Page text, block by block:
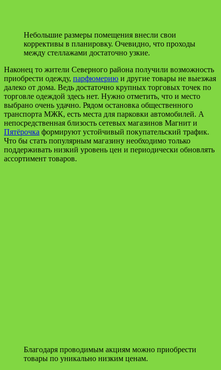
Небольшие размеры помещения внесли свои
коррективы в планировку. Очевидно, что проходы
между стеллажами достаточно узкие.
Наконец то жители Северного района получили возможность
приобрести одежду, парфюмерию и другие товары не выезжая
далеко от дома. Ведь достаточно крупных торговых точек по
торговле одеждой здесь нет. Нужно отметить, что и место
выбрано очень удачно. Рядом остановка общественного
транспорта МЖК, есть места для парковки автомобилей. А
непосредственная близость сетевых магазинов Магнит и
Пятёрочка формируют устойчивый покупательский трафик.
Что бы стать популярным магазину необходимо только
поддерживать низкий уровень цен и периодически обновлять
ассортимент товаров.
Благодаря проводимым акциям можно приобрести
товары по уникально низким ценам.